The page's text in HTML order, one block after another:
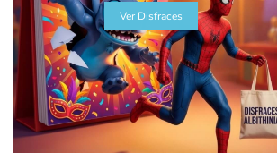
Ver Disfraces